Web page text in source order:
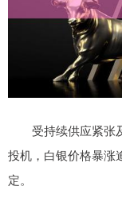
受持续供应紧张及
投机，白银价格暴涨
定。